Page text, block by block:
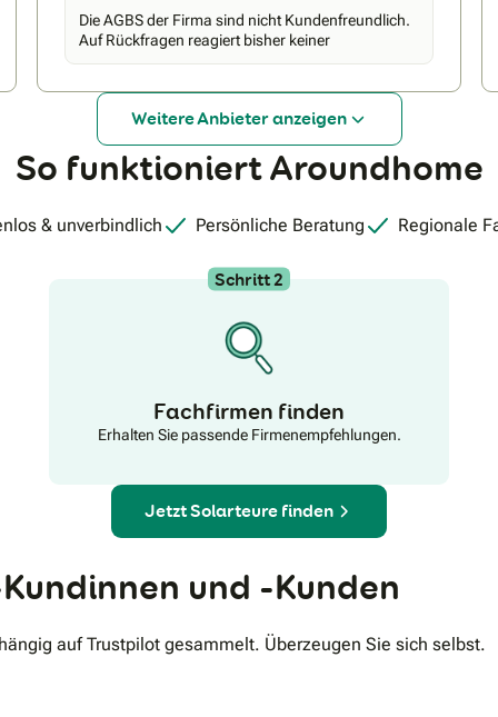
Qualitätsstandards und sorgfältig ausgewählten
Partner garantieren wir nachhaltige Ergebnisse und
maximale Kundenzufriedenheit. Nicht umsonst nennt
Solarbranche.
Die AGBS der Firma sind nicht Kundenfreundlich.
Auf Rückfragen reagiert bisher keiner
Weitere Anbieter anzeigen
So funktioniert Aroundhome
& unverbindlich Persönliche Beratung Regionale
Schritt 2
Fachfirmen finden
Erhalten Sie passende Firmenempfehlungen.
Jetzt Solarteure finden
und -Kunden
auf Trustpilot gesammelt. Überzeugen Sie sich selbst.